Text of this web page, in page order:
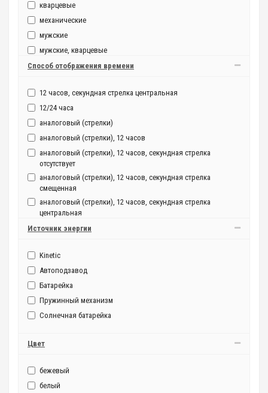
кварцевые
механические
мужские
мужские, кварцевые
мужские, кварцевые, с автоподзаводом
мужские, механические, с автоподзаводом
Способ отображения времени
12 часов, секундная стрелка центральная
12/24 часа
аналоговый (стрелки)
аналоговый (стрелки), 12 часов
аналоговый (стрелки), 12 часов, секундная стрелка
отсутствует
аналоговый (стрелки), 12 часов, секундная стрелка
смещенная
аналоговый (стрелки), 12 часов, секундная стрелка
центральная
аналоговый (стрелки), 12/24 часа
смещенная
аналоговый (стрелки), 12/24 часа, секундная стрелка
центральная
аналоговый (стрелки), секундная стрелка центральная
Источник энергии
Kinetic
Автоподзавод
Батарейка
Пружинный механизм
Солнечная батарейка
Цвет
бежевый
белый